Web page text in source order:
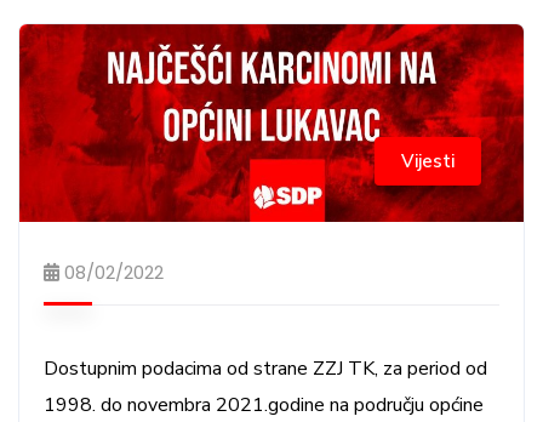
Vijesti
08/02/2022
Dostupnim podacima od strane ZZJ TK, za period od
1998. do novembra 2021.godine na području općine